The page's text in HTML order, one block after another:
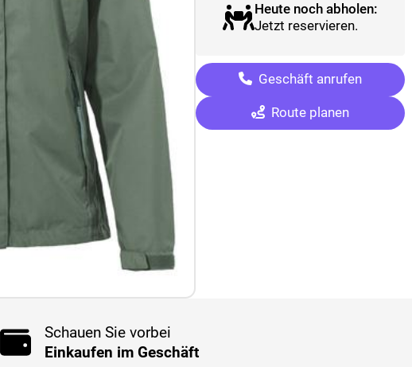
Heute noch abholen:
Jetzt reservieren.
Geschäft anrufen
Route planen
Schauen Sie vorbei
Einkaufen im Geschäft